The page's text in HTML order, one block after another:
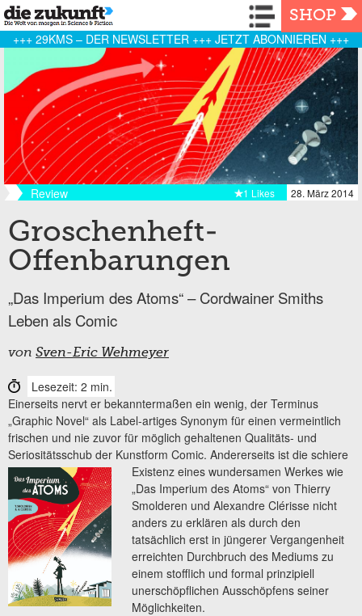
Navigation
SHOP
+++ 29KMS – DER NEWSLETTER +++ JETZT ABONNIEREN +++
Review 28. März 2014
1 Likes
Groschenheft-
Offenbarungen
„Das Imperium des Atoms“ – Cordwainer Smiths
Leben als Comic
von Sven-Eric Wehmeyer
Lesezeit: 2 min.
Einerseits nervt er bekanntermaßen ein wenig, der Terminus
„Graphic Novel“ als Label-artiges Synonym für einen vermeintlich
frischen und nie zuvor für möglich gehaltenen Qualitäts- und
Seriositätsschub der Kunstform Comic. Andererseits ist die schiere
Existenz eines wundersamen Werkeswie
„Das Imperium des Atoms“ von Thierry
Smolderen und Alexandre Clérisse nicht
anders zu erklären als durch den
tatsächlich erst in jüngerer Vergangenheit
erreichten Durchbruch des Mediums zu
einem stofflich und formal prinzipiell
unerschöpflichen Ausschöpfens seiner
Möglichkeiten.